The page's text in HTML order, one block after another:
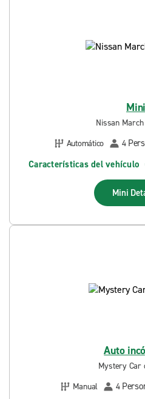
Mini
Nissan
Automático
4
Características del vehículo
Mini
Auto
Mystery Car
Manual
4